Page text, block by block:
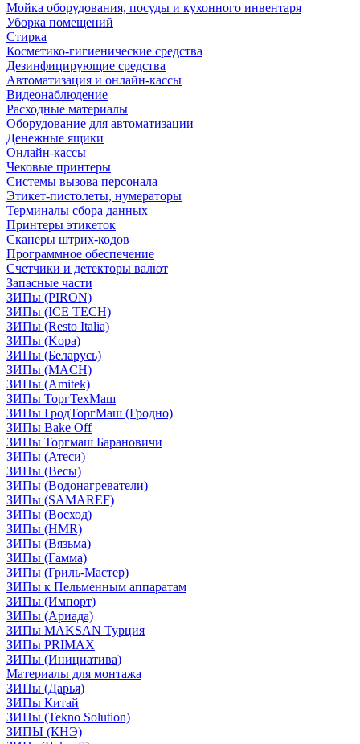
Мойка оборудования, посуды и кухонного инвентаря
Уборка помещений
Стирка
Косметико-гигиенические средства
Дезинфицирующие средства
Автоматизация и онлайн-кассы
Видеонаблюдение
Расходные материалы
Оборудование для автоматизации
Денежные ящики
Онлайн-кассы
Чековые принтеры
Системы вызова персонала
Этикет-пистолеты, нумераторы
Терминалы сбора данных
Принтеры этикеток
Сканеры штрих-кодов
Программное обеспечение
Счетчики и детекторы валют
Запасные части
ЗИПы (PIRON)
ЗИПы (ICE TECH)
ЗИПы (Resto Italia)
ЗИПы (Kopa)
ЗИПы (Беларусь)
ЗИПы (MACH)
ЗИПы (Amitek)
ЗИПы ТоргТехМаш
ЗИПы ГродТоргМаш (Гродно)
ЗИПы Bake Off
ЗИПы Торгмаш Барановичи
ЗИПы (Атеси)
ЗИПы (Весы)
ЗИПы (Водонагреватели)
ЗИПы (SAMAREF)
ЗИПы (Восход)
ЗИПы (HMR)
ЗИПы (Вязьма)
ЗИПы (Гамма)
ЗИПы (Гриль-Мастер)
ЗИПы к Пельменным аппаратам
ЗИПы (Импорт)
ЗИПы (Ариада)
ЗИПы MAKSAN Турция
ЗИПы PRIMAX
ЗИПы (Инициатива)
Материалы для монтажа
ЗИПы (Дарья)
ЗИПы Китай
ЗИПы (Tekno Solution)
ЗИПЫ (КНЭ)